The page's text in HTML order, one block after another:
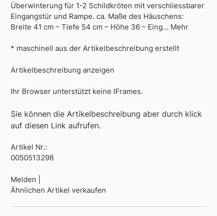
Überwinterung für 1-2 Schildkröten mit verschliessbarer
Eingangstür und Rampe. ca. Maße des Häuschens:
Breite 41 cm – Tiefe 54 cm – Höhe 36 – Eing… Mehr
* maschinell aus der Artikelbeschreibung erstellt
Artikelbeschreibung anzeigen
Ihr Browser unterstützt keine IFrames.
Sie können die Artikelbeschreibung aber durch klick
auf diesen Link aufrufen.
Artikel Nr.:
0050513298
Melden |
Ähnlichen Artikel verkaufen